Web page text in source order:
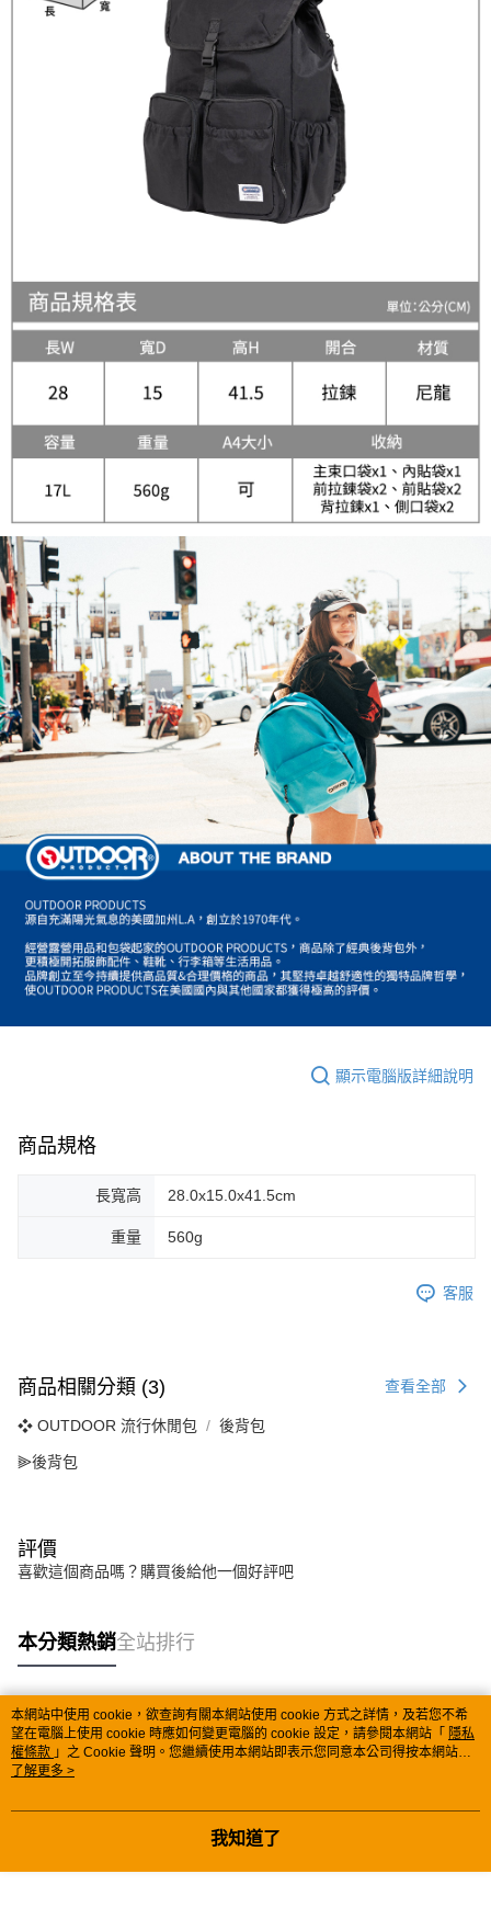
顯示電腦版詳細說明
商品規格
長寬高 28.0x15.0x41.5cm
重量 560g
客服
商品相關分類 (3) 查看全部
❖ OUTDOOR 流行休閒包 後背包
⫸後背包
評價
喜歡這個商品嗎？購買後給他一個好評吧
本分類熱銷全站排行
熱門標籤
本網站中使用 cookie，欲查詢有關本網站使用 cookie 方式之詳情，及若您不希
望在電腦上使用 cookie 時應如何變更電腦的 cookie 設定，請參閱本網站「 隱私
權條款 」之 Cookie 聲明。您繼續使用本網站即表示您同意本公司得按本網站使
用條款之 Cookie 聲明使用 cookie。
了解更多 >
我知道了